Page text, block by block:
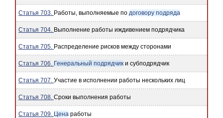
Статья 703. Работы, выполняемые по договору подряда
Статья 704. Выполнение работы иждивением подрядчика
Статья 705. Распределение рисков между сторонами
Статья 706. Генеральный подрядчик и субподрядчик
Статья 707. Участие в исполнении работы нескольких лиц
Статья 708. Сроки выполнения работы
Статья 709. Цена работы